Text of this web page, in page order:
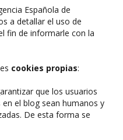
Española de
a detallar el uso de
fin de informarle con la
cookies propias:
que los usuarios
el blog sean humanos y
De esta forma se